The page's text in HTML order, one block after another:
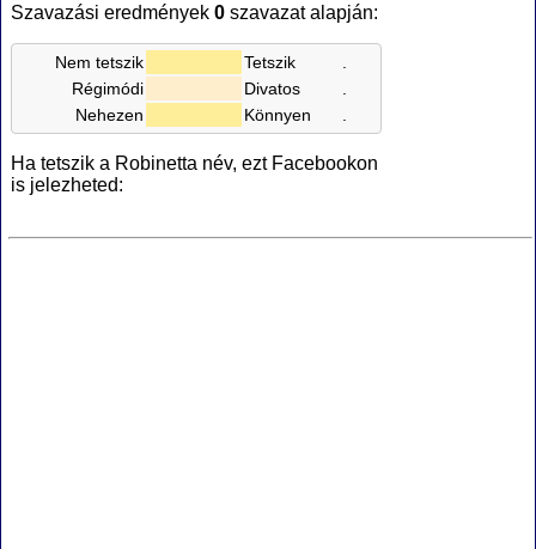
Szavazási eredmények 0 szavazat alapján:
Nem tetszik Tetszik
Régimódi
Divatos
Nehezen
Könnyen
Ha tetszik a Robinetta név, ezt Facebookon
is jelezheted: